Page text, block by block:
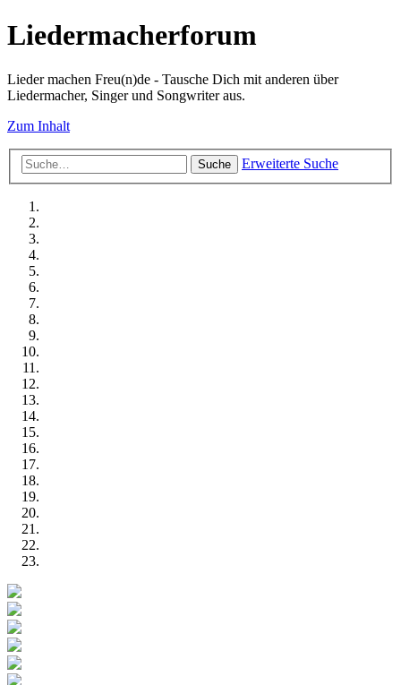
Liedermacherforum
Lieder machen Freu(n)de - Tausche Dich mit anderen über
Liedermacher, Singer und Songwriter aus.
Zum Inhalt
Suche Erweiterte Suche